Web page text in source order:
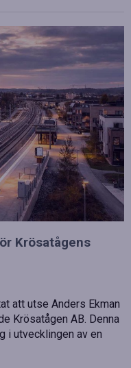
Krösatågens
att utse Anders Ekman
Krösatågen AB. Denna
i utvecklingen av en